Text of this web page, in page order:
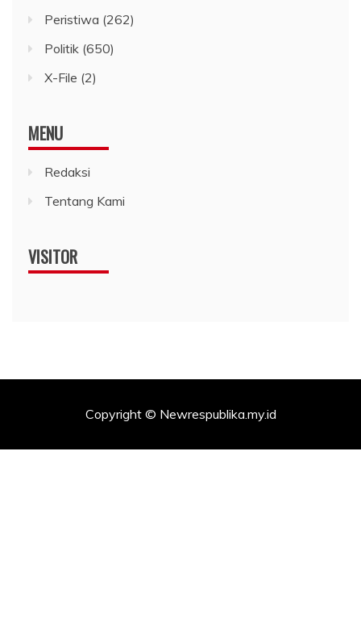
Peristiwa (262)
Politik (650)
X-File (2)
MENU
Redaksi
Tentang Kami
VISITOR
Copyright © Newrespublika.my.id